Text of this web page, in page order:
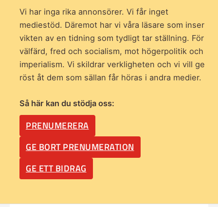
Vi har inga rika annonsörer. Vi får inget
mediestöd. Däremot har vi våra läsare som inser
vikten av en tidning som tydligt tar ställning. För
välfärd, fred och socialism, mot högerpolitik och
imperialism. Vi skildrar verkligheten och vi vill ge
röst åt dem som sällan får höras i andra medier.
Så här kan du stödja oss:
PRENUMERERA
GE BORT PRENUMERATION
GE ETT BIDRAG